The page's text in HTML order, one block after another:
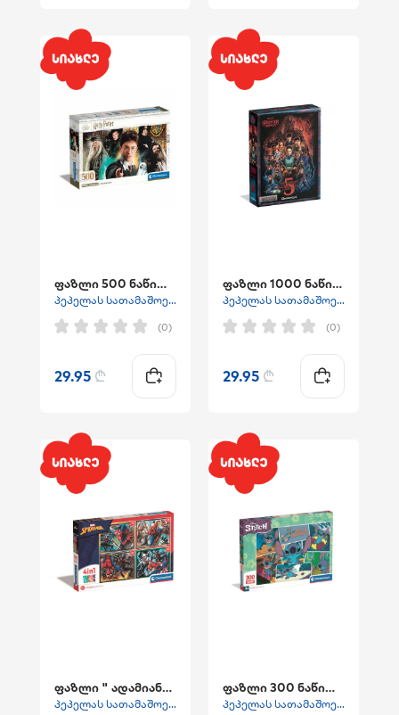
ფაზლი 500 ნაწილიანი ჰარი პოტერის COMPACT BOX
პეპელას სათამაშოები
(0)
29.95 ₾
ფაზლი 1000 ნაწილიანი "უცნაური ამბები 5"
პეპელას სათამაშოები
(0)
29.95 ₾
ფაზლი " ადამიანი ობობა"
პეპელას სათამაშოები
ფაზლი 300 ნაწილიანი "სტიჩი"
პეპელას სათამაშოები